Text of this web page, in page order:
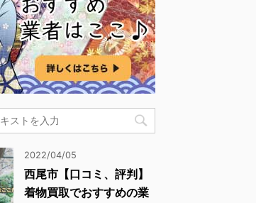
2022/04/05
西尾市【口コミ、評判】
着物買取でおすすめの業